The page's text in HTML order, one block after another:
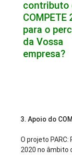
contributo
COMPETE
para o
da Vossa
empresa?
3. Apoio do
O projeto
2020 no âmbito